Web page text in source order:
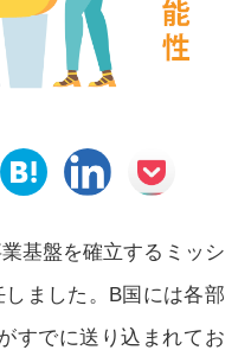
基盤を確立するミッシ
ました。B国には各部
すでに送り込まれてお